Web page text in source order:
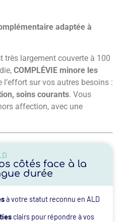
adaptée à
très largement couverte à 100
COMPLÉVIE minore les
l’effort sur vos autres besoins :
soins courants. Vous
affection, avec une
côtés face à la
durée
à votre statut reconnu en ALD
clairs pour répondre à vos